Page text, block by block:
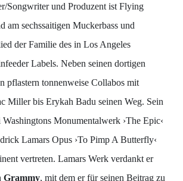
Songwriter und Produzent ist Flying
am sechssaitigen Muckerbass und
der Familie des in Los Angeles
Labels. Neben seinen dortigen
pflastern tonnenweise Collabos mit
Miller bis Erykah Badu seinen Weg. Sein
Monumentalwerk ›The Epic‹
Lamars Opus ›To Pimp A Butterfly‹
vertreten. Lamars Werk verdankt er
Grammy, mit dem er für seinen Beitrag zu